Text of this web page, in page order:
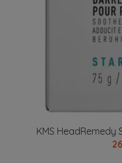
KMS HeadRemedy